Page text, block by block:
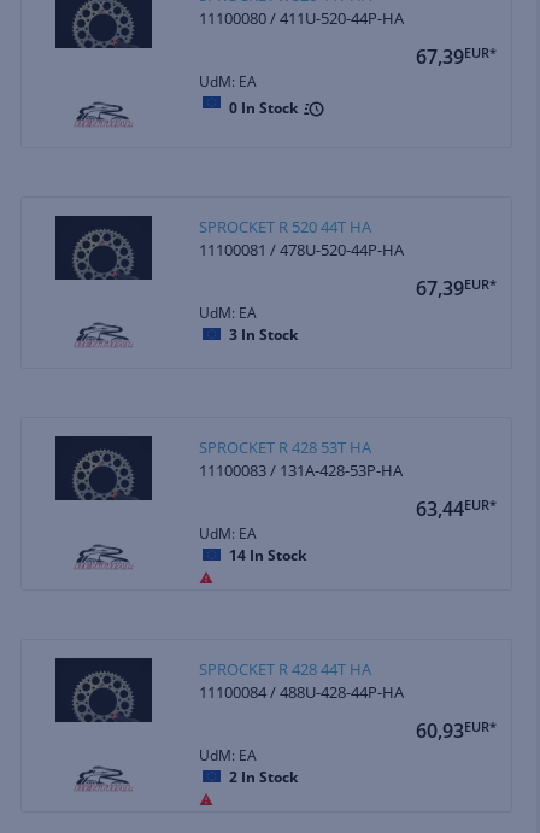
11100080 / 411U-520-44P-HA
67,39EUR*
UdM: EA
0 In Stock
SPROCKET R 520 44T HA
11100081 / 478U-520-44P-HA
67,39EUR*
UdM: EA
3 In Stock
SPROCKET R 428 53T HA
11100083 / 131A-428-53P-HA
63,44EUR*
UdM: EA
14 In Stock
SPROCKET R 428 44T HA
11100084 / 488U-428-44P-HA
60,93EUR*
UdM: EA
2 In Stock